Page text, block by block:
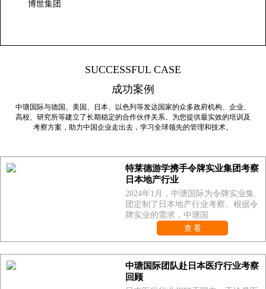
博世集团
SUCCESSFUL CASE
成功案例
中瑭国际与德国、美国、日本、以色列等发达国家的众多政府机构、企业、
高校、研究所等建立了长期稳定的合作伙伴关系。为您提供最实效的培训及
考察方案，助力中国企业走出去，学习全球领先的管理和技术。
特莱德游学携手令牌实业集团考察
日本地产行业
2024年1月，中瑭国际为令牌实业集
团定制了日本地产行业考察。根据令
牌实业的需求，中瑭国
查 看
中瑭国际团队赴日本医疗行业考察
回顾